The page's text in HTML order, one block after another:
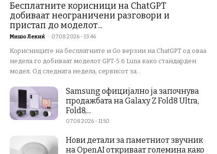
Бесплатните корисници на ChatGPT
добиваат неограничени разговори и
пристап до моделот...
Мишо Лекиќ - 07.08.2026 - 13:46
Корисниците на бесплатните и Go верзии на ChatGPT од оваа
недела го добиваат моделот GPT-5.6 Luna како стандарден
модел. Од следната недела, сервисот за...
Samsung официјално ја започнува
продажбата на Galaxy Z Fold8 Ultra,
Fold8,...
07.08.2026 - 11:50
Нови детали за паметниот звучник
на OpenAI откриваат големина како